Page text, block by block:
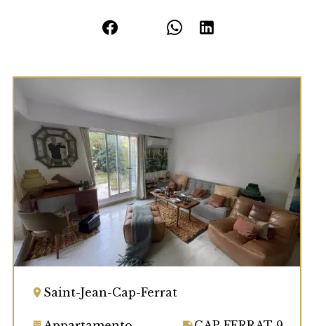
Saint-Jean-Cap-Ferrat